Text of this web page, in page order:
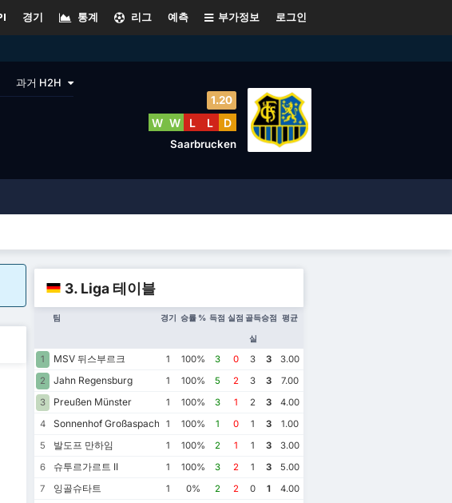
로그인
부가정보
예측
리그
통계
경기
과거 H2H
1.20
W W L L D
Saarbrucken
3. Liga 테이블
팀 경기 승률 % 득점 실점 골득
실
승점 평균
1 MSV 뒤스부르크 1 100% 3 0 3 3
3.00
2
Jahn Regensburg 1 100% 5 2 3 3
7.00
3
Preußen Münster 1 100% 3 1 2 3
4.00
4
Sonnenhof Großaspach 1 100% 1 0 1 3
1.00
5
발도프 만하임 1 100% 2 1 1 3
3.00
6
슈투르가르트 II 1 100% 3 2 1 3
5.00
7
잉골슈타트 1 0% 2 2 0 1
4.00